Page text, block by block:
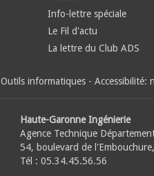
Info-lettre spéciale
Le Fil d'actu
La lettre du Club ADS
Outils informatiques - Accessibilité:
Haute-Garonne Ingénierie
Agence Technique
54, boulevard de
Tél : 05.34.45.56.56